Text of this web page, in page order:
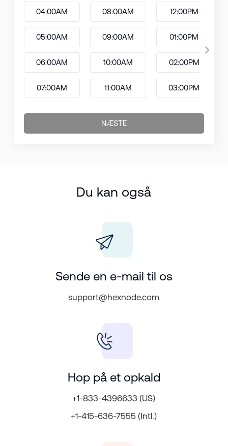
04:00AM
05:00AM
06:00AM
07:00AM
08:00AM
09:00AM
10:00AM
11:00AM
12:00PM
01:00PM
02:00PM
03:00PM
NÆSTE
Du kan også
Sende en e-mail til os
support@hexnode.com
Hop på et opkald
+1-833-4396633 (US)
+1-415-636-7555 (Intl.)